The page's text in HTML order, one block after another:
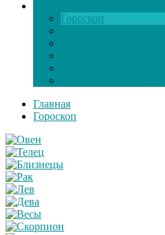
Гороскоп
Главная
Гороскоп